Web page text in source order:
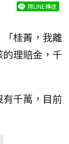
用LINE傳送
桂菁，我離
理賠金，千
千萬，目前